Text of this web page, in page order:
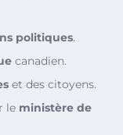
politiques.
canadien.
et des citoyens.
le ministère de